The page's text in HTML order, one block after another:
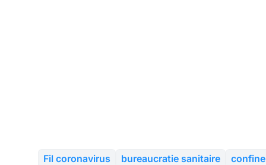
Fil coronavirus bureaucratie sanitaire